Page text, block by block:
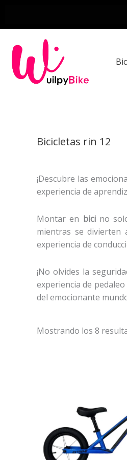
contenido
Bicicletas rin 12
¡Descubre las
experiencia de
Montar en bicino
mientras se divierten
experiencia de
¡No olvides la
experiencia de
del emocionante
Mostrando los 8